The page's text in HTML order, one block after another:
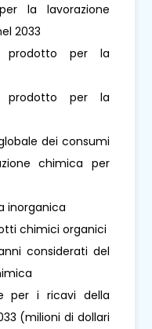
la lavorazione
2033
prodotto per la
prodotto per la
dei consumi
chimica per
inorganica
chimici organici
considerati del
per i ricavi della
(milioni di dollari